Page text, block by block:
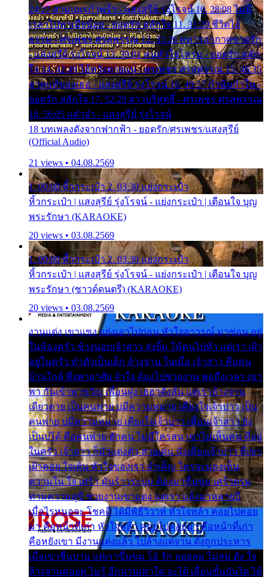
24:27 สามเณรกำพร้า - แสงสุรีย์ รุ่งโรจน์ 10. 28:08 ไม่มี
เวลาไปหาเมียน้อย - ยอดรัก สลักใจ 11. 31:29 ชีวิตไอ้
ธรรม - ศรเพชร ศรสุพรรณ 12. 35:26 ทหารอากาศขาดรัก
- แสงสุรีย์ รุ่งโรจน์ 13. 39:01 คนหัวใจโทรม - ยอดรัก สลัก
ใจ 14. 42:49 ไอ้หวังตายแน่ - ศรเพชร ศรสุพรรณ 15. 46:35
ธาตุแท้ของเธอ - แสงสุรีย์ รุ่งโรจน์ 16. 49:57 กำนันกำใน -
ยอดรัก สลักใจ 17. 52:29 สาวบริสุทธิ์ - ศรเพชร ศรสุพรรณ
18. 56:05 แต๋วจ๋า - แสงสุรีย์ รุ่งโรจน์
18 บทเพลงดังจากฟากฟ้า - ยอดรัก/ศรเพชร/แสงสุรีย์
(Official Audio)
21 views • 04.08.2569
1. 00:00 หิ้วกระเป๋า 2. 03:30 แย่งกระเป๋า
หิ้วกระเป๋า | แสงสุรีย์ รุ่งโรจน์ - แย่งกระเป๋า | เตือนใจ บุญ
พระรักษา (KARAOKE)
20 views • 03.08.2569
1. 00:00 หิ้วกระเป๋า 2. 03:30 แย่งกระเป๋า
หิ้วกระเป๋า | แสงสุรีย์ รุ่งโรจน์ - แย่งกระเป๋า | เตือนใจ บุญ
พระรักษา (ซาวด์ดนตรี) (KARAOKE)
20 views • 03.08.2569
งานแต่ง เขาแซง แย่งเอาไปก่อน หัวใจอาวรณ์ มาซ่อน อยู่
ในห้องครัว ข้างนอกเจ้าสาว ส่งยิ้ม ให้คนไปทั่ว แต่เรา เฝ้า
อยู่ในครัว ทำตัวเป็นเด็ก ล้างจาน ในเมื่อ เจ้าสาว คือคน
บ้านใกล้ พึ่งพาอาศัย จำใจ ต้องไปช่วยงาน พอถึงเวลา เขา
พา กันเข้าพาขวัญ เพื่อนฝูง เฮฮาดังลั่น แต่เราล้างจาน
เดียวดาย เป็นคนพ่าย บ่มีความหมาย เคียงใจเจ้าบ่าว เป็น
คนพ่าย บ่มีความหมาย เคียงใจเจ้าบ่าว เพื่อนเจ้าสาว ยัง
เป็นบ่ได้ คือคนพ่าย ฮักคน ไม่มีใครสน เขาไม่เห็นคน ที่อยู่
ในครัว เจ้าสาว ก็มัวแต่งตัว สวยเด่น นั่งเคียงเจ้าบ่าว ที่เขา
เฝ้าคอย ใจเต้น หัวใจของเรา ลำเค็ญ ใครจะมองเห็น
ความใน ใจ เศร้า มันร้าวระบม ต้องมาขื่นขม เศร้าตรม
ท่ามความสุขี ช่วยงานเขาแต่ง แต่เรา แล้งมาหลายปี
เมื่อไรหนอจะ โชคดี ได้มีพิธีวิวาห์ หัวใจหล้า คอยไปคอย
มา คือหน้าที่เก่า หัวใจหล้า คอยไปคอยมา คือหน้าที่เก่า
คือหยังเขา มีงานแต่งแล้ว ไปล้างแต่จาน ดั่งถูกประหาร
เมื่อเขาชื่นบาน แต่เราขื่นขม โอ้ รัก ลอยลม ไม่สม ดัง ใจ
ล้างจานคอยคู่ ไม่รู้ อีกนานเท่าใด จะได้ เลื่อนขั้นบันได ได้